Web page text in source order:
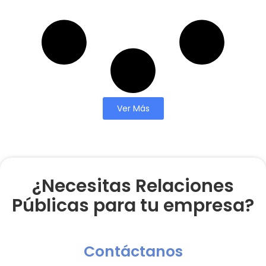
Ver Más
¿Necesitas Relaciones
Públicas para tu empresa?
Contáctanos